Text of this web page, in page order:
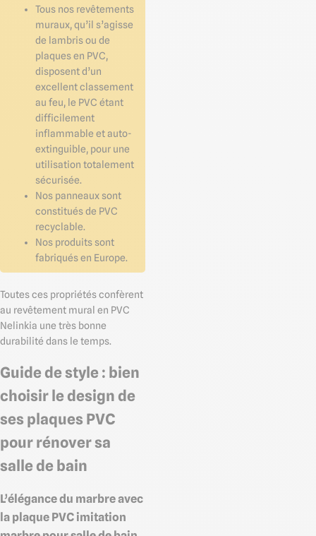
Tous nos revêtements
muraux, qu’il s’agisse
de lambris ou de
plaques en PVC,
disposent d’un
excellent classement
au feu, le PVC étant
difficilement
inflammable et auto-
extinguible, pour une
utilisation totalement
sécurisée.
Nos panneaux sont
constitués de PVC
recyclable.
Nos produits sont
fabriqués en Europe.
Toutes ces propriétés confèrent
au revêtement mural en PVC
Nelinkia une très bonne
durabilité dans le temps.
Guide de style : bien
choisir le design de
ses plaques PVC
pour rénover sa
salle de bain
L’élégance du marbre avec
la plaque PVC imitation